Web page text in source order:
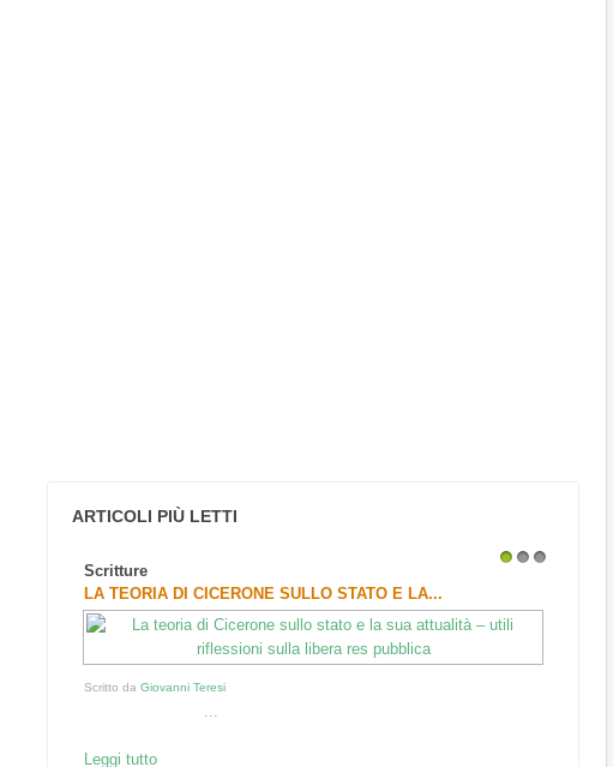
ARTICOLI PIÙ LETTI
Scritture
LA TEORIA DI CICERONE SULLO STATO E LA...
Scritto daGiovanni Teresi
...
Leggi tutto